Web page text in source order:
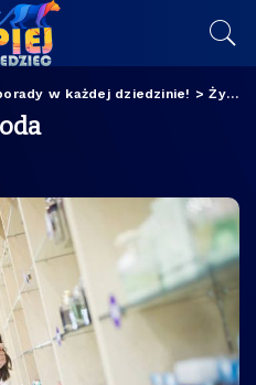
w każdej dziedzinie! >Życie